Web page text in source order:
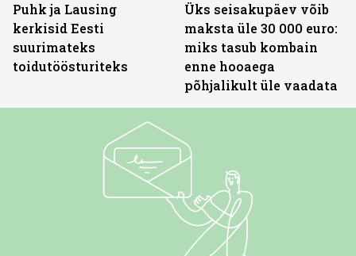
Puhk ja Lausing
kerkisid Eesti
suurimateks
toidutöösturiteks
Üks seisakupäev võib
maksta üle 30 000 euro:
miks tasub kombain
enne hooaega
põhjalikult üle vaadata